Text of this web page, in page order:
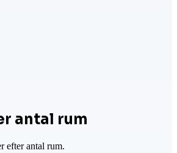
antal rum
efter antal rum.